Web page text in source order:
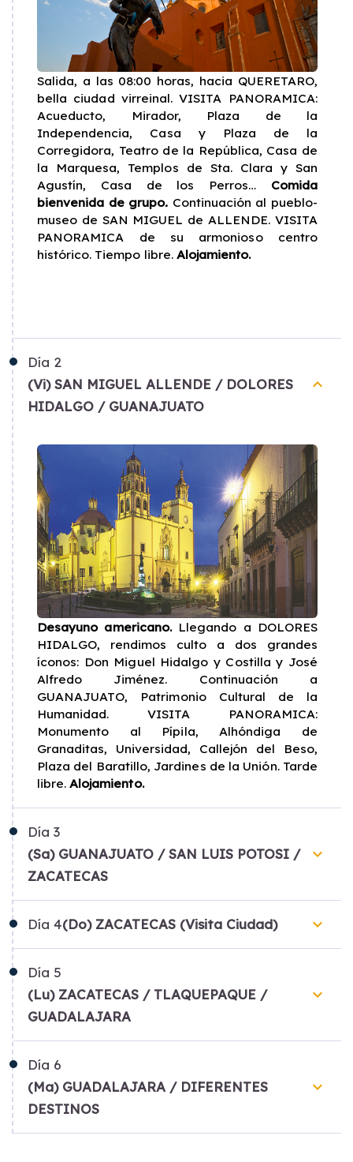
Salida, a las 08:00 horas, hacia QUERETARO,
bella ciudad virreinal. VISITA PANORAMICA:
Acueducto, Mirador, Plaza de la
Independencia, Casa y Plaza de la
Corregidora, Teatro de la República, Casa de
la Marquesa, Templos de Sta. Clara y San
Agustín, Casa de los Perros… Comida
bienvenida de grupo. Continuación al pueblo-
museo de SAN MIGUEL de ALLENDE. VISITA
PANORAMICA de su armonioso centro
histórico. Tiempo libre. Alojamiento.
Día 2
(Vi) SAN MIGUEL ALLENDE / DOLORES
HIDALGO / GUANAJUATO
keyboard_arrow_up
Desayuno americano.Llegando a DOLORES
HIDALGO, rendimos culto a dos grandes
íconos: Don Miguel Hidalgo y Costilla y José
Alfredo Jiménez. Continuación a
GUANAJUATO, Patrimonio Cultural de la
Humanidad. VISITA PANORAMICA:
Monumento al Pípila, Alhóndiga de
Granaditas, Universidad, Callejón del Beso,
Plaza del Baratillo, Jardines de la Unión. Tarde
libre.Alojamiento.
Día 3
(Sa) GUANAJUATO / SAN LUIS POTOSI /
ZACATECAS
keyboard_arrow_down
Día 4(Do) ZACATECAS (Visita Ciudad) keyboard_arrow_down
Día 5
(Lu) ZACATECAS / TLAQUEPAQUE /
GUADALAJARA
keyboard_arrow_down
Día 6
(Ma) GUADALAJARA / DIFERENTES
DESTINOS
keyboard_arrow_down